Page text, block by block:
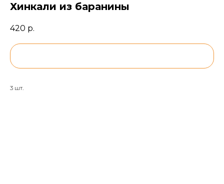
Хинкали из баранины
420 р.
3 шт.